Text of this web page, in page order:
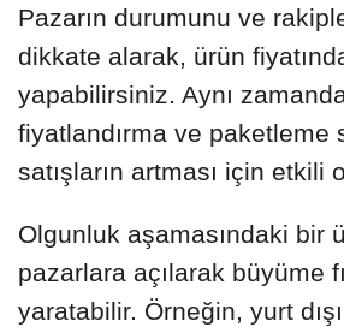
Pazarın durumunu ve
dikkate alarak, ürün
yapabilirsiniz. Aynı
fiyatlandırma ve paketleme
satışların artması için etkili
Olgunluk aşamasındaki bir
pazarlara açılarak büyüme
yaratabilir. Örneğin, yurt